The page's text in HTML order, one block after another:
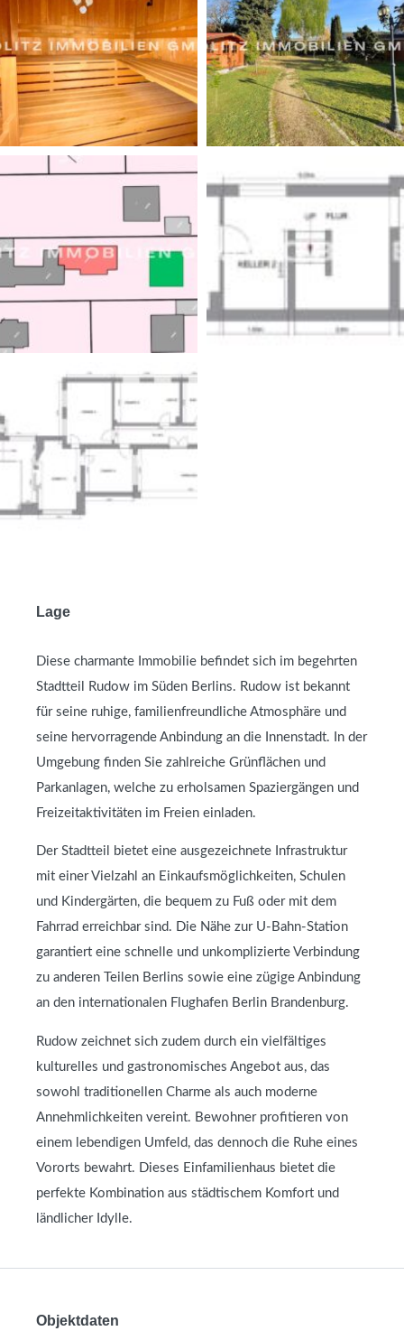
Lage
Diese charmante Immobilie befindet sich im begehrten
Stadtteil Rudow im Süden Berlins. Rudow ist bekannt
für seine ruhige, familienfreundliche Atmosphäre und
seine hervorragende Anbindung an die Innenstadt. In der
Umgebung finden Sie zahlreiche Grünflächen und
Parkanlagen, welche zu erholsamen Spaziergängen und
Freizeitaktivitäten im Freien einladen.
Der Stadtteil bietet eine ausgezeichnete Infrastruktur
mit einer Vielzahl an Einkaufsmöglichkeiten, Schulen
und Kindergärten, die bequem zu Fuß oder mit dem
Fahrrad erreichbar sind. Die Nähe zur U-Bahn-Station
garantiert eine schnelle und unkomplizierte Verbindung
zu anderen Teilen Berlins sowie eine zügige Anbindung
an den internationalen Flughafen Berlin Brandenburg.
Rudow zeichnet sich zudem durch ein vielfältiges
kulturelles und gastronomisches Angebot aus, das
sowohl traditionellen Charme als auch moderne
Annehmlichkeiten vereint. Bewohner profitieren von
einem lebendigen Umfeld, das dennoch die Ruhe eines
Vororts bewahrt. Dieses Einfamilienhaus bietet die
perfekte Kombination aus städtischem Komfort und
ländlicher Idylle.
Objektdaten